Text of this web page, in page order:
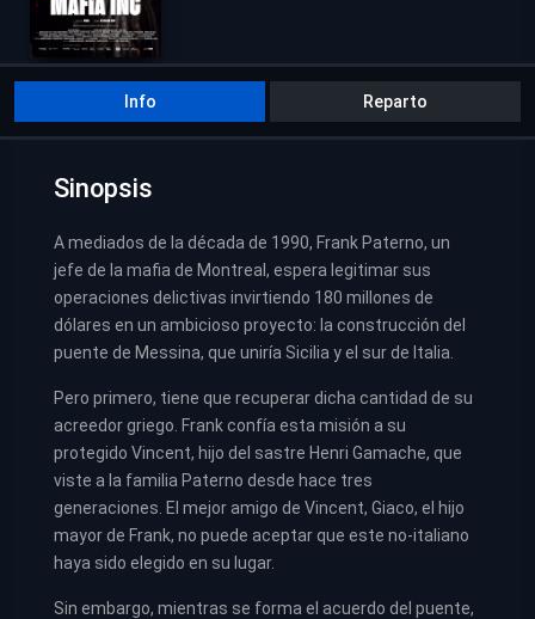
Info Reparto
Sinopsis
A mediados de la década de 1990, Frank Paterno, un
jefe de la mafia de Montreal, espera legitimar sus
operaciones delictivas invirtiendo 180 millones de
dólares en un ambicioso proyecto: la construcción del
puente de Messina, que uniría Sicilia y el sur de Italia.
Pero primero, tiene que recuperar dicha cantidad de su
acreedor griego. Frank confía esta misión a su
protegido Vincent, hijo del sastre Henri Gamache, que
viste a la familia Paterno desde hace tres
generaciones. El mejor amigo de Vincent, Giaco, el hijo
mayor de Frank, no puede aceptar que este no-italiano
haya sido elegido en su lugar.
Sin embargo, mientras se forma el acuerdo del puente,